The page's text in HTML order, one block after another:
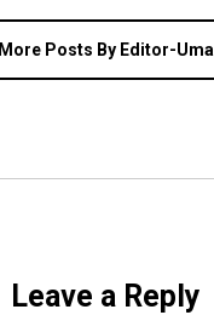
More Posts By Editor-Uma
Leave a Reply